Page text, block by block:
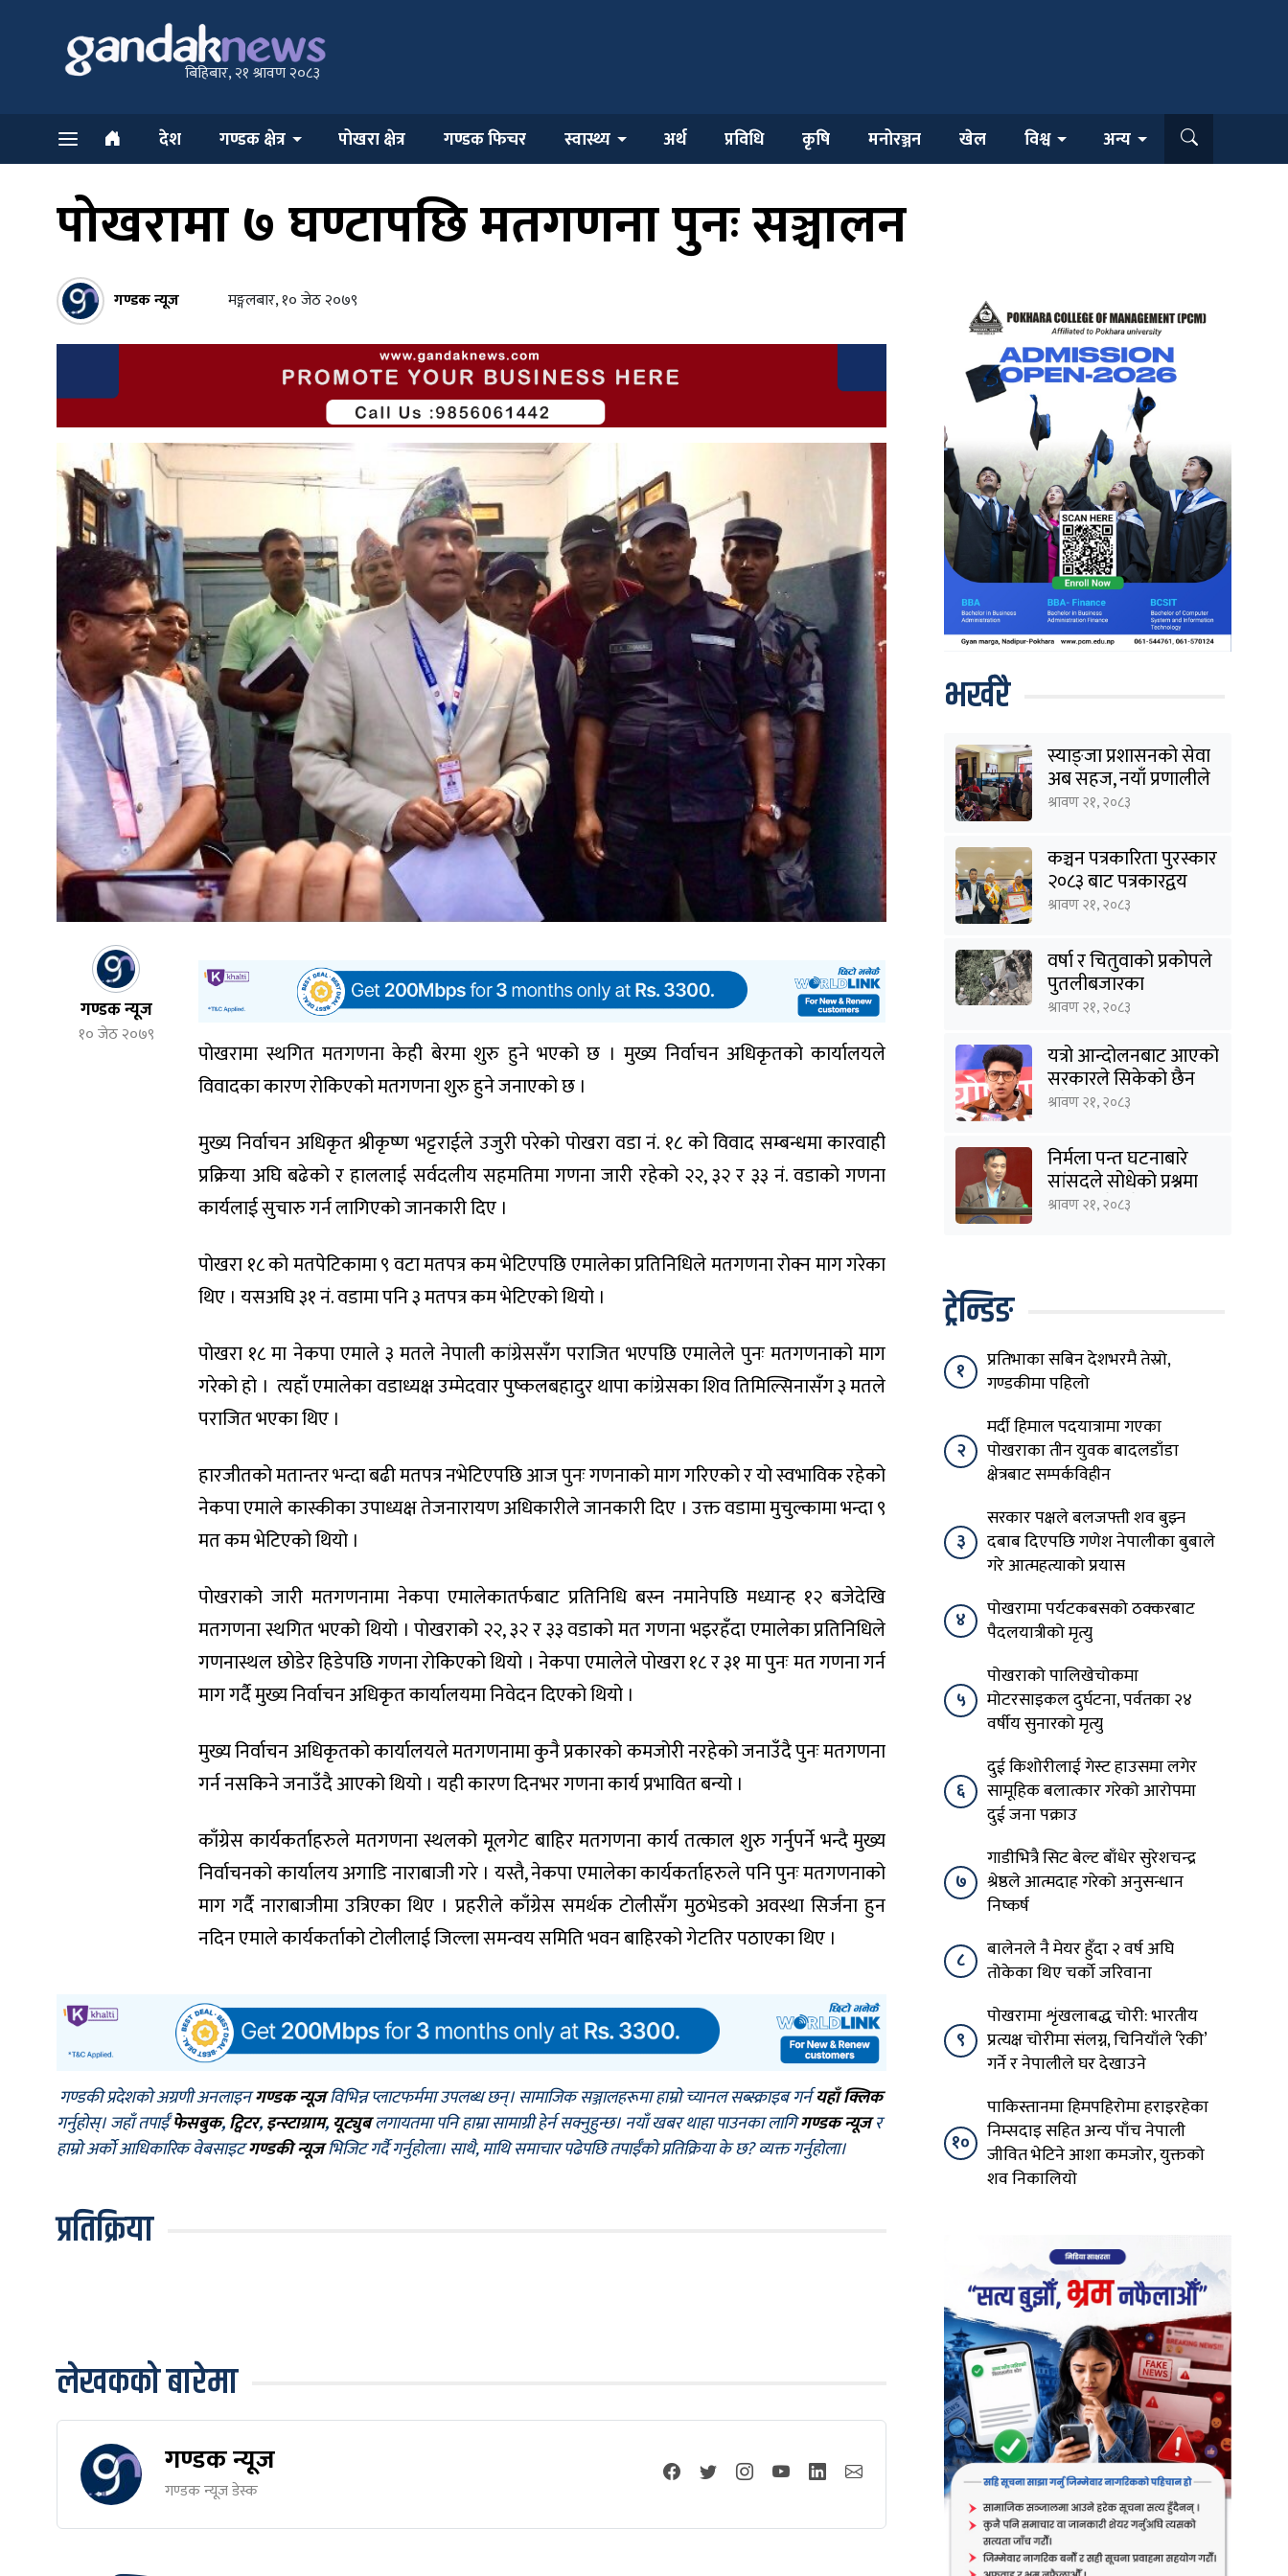
बिहिबार, २१ श्रावण २०८३
देश गण्डक क्षेत्र पोखरा क्षेत्र गण्डक फिचर स्वास्थ्य अर्थ प्रविधि कृषि मनोरञ्जन खेल विश्व अन्य
पोखरामा ७ घण्टापछि मतगणना पुनः सञ्चालन
गण्डक न्यूज मङ्गलबार, १० जेठ २०७९
गण्डक न्यूज
१० जेठ २०७९
पोखरामा स्थगित मतगणना केही बेरमा शुरु हुने भएको छ । मुख्य निर्वाचन अधिकृतको कार्यालयले
विवादका कारण रोकिएको मतगणना शुरु हुने जनाएको छ ।
मुख्य निर्वाचन अधिकृत श्रीकृष्ण भट्टराईले उजुरी परेको पोखरा वडा नं. १८ को विवाद सम्बन्धमा कारवाही
प्रक्रिया अघि बढेको र हाललाई सर्वदलीय सहमतिमा गणना जारी रहेको २२, ३२ र ३३ नं. वडाको गणना
कार्यलाई सुचारु गर्न लागिएको जानकारी दिए ।
पोखरा १८ को मतपेटिकामा ९ वटा मतपत्र कम भेटिएपछि एमालेका प्रतिनिधिले मतगणना रोक्न माग गरेका
थिए । यसअघि ३१ नं. वडामा पनि ३ मतपत्र कम भेटिएको थियो ।
पोखरा १८ मा नेकपा एमाले ३ मतले नेपाली कांग्रेससँग पराजित भएपछि एमालेले पुनः मतगणनाको माग
गरेको हो । त्यहाँ एमालेका वडाध्यक्ष उम्मेदवार पुष्कलबहादुर थापा कांग्रेसका शिव तिमिल्सिनासँग ३ मतले
पराजित भएका थिए ।
हारजीतको मतान्तर भन्दा बढी मतपत्र नभेटिएपछि आज पुनः गणनाको माग गरिएको र यो स्वभाविक रहेको
नेकपा एमाले कास्कीका उपाध्यक्ष तेजनारायण अधिकारीले जानकारी दिए । उक्त वडामा मुचुल्कामा भन्दा ९
मत कम भेटिएको थियो ।
पोखराको जारी मतगणनामा नेकपा एमालेकातर्फबाट प्रतिनिधि बस्न नमानेपछि मध्यान्ह १२ बजेदेखि
मतगणना स्थगित भएको थियो । पोखराको २२, ३२ र ३३ वडाको मत गणना भइरहँदा एमालेका प्रतिनिधिले
गणनास्थल छोडेर हिडेपछि गणना रोकिएको थियो । नेकपा एमालेले पोखरा १८ र ३१ मा पुनः मत गणना गर्न
माग गर्दै मुख्य निर्वाचन अधिकृत कार्यालयमा निवेदन दिएको थियो ।
मुख्य निर्वाचन अधिकृतको कार्यालयले मतगणनामा कुनै प्रकारको कमजोरी नरहेको जनाउँदै पुनः मतगणना
गर्न नसकिने जनाउँदै आएको थियो । यही कारण दिनभर गणना कार्य प्रभावित बन्यो ।
काँग्रेस कार्यकर्ताहरुले मतगणना स्थलको मूलगेट बाहिर मतगणना कार्य तत्काल शुरु गर्नुपर्ने भन्दै मुख्य
निर्वाचनको कार्यालय अगाडि नाराबाजी गरे । यस्तै, नेकपा एमालेका कार्यकर्ताहरुले पनि पुनः मतगणनाको
माग गर्दै नाराबाजीमा उत्रिएका थिए । प्रहरीले काँग्रेस समर्थक टोलीसँग मुठभेडको अवस्था सिर्जना हुन
नदिन एमाले कार्यकर्ताको टोलीलाई जिल्ला समन्वय समिति भवन बाहिरको गेटतिर पठाएका थिए ।
गण्डकी प्रदेशको अग्रणी अनलाइनगण्डक न्यूजविभिन्न प्लाटफर्ममा उपलब्ध छन्। सामाजिक सञ्जालहरूमा हाम्रो च्यानल सब्स्क्राइब गर्नयहाँ क्लिक
गर्नुहोस्। जहाँ तपाईँफेसबुक,ट्विटर,इन्स्टाग्राम, यूट्युबलगायतमा पनि हाम्रा सामाग्री हेर्न सक्नुहुन्छ। नयाँ खबर थाहा पाउनका लागिगण्डक न्यूजर
हाम्रो अर्को आधिकारिक वेबसाइटगण्डकी न्यूजभिजिट गर्दै गर्नुहोला। साथै, माथि समाचार पढेपछि तपाईँको प्रतिक्रिया के छ? व्यक्त गर्नुहोला।
प्रतिक्रिया
लेखकको बारेमा
गण्डक न्यूज
गण्डक न्यूज डेस्क
भर्खरै
स्याङ्जा प्रशासनको सेवा
अब सहज, नयाँ प्रणालीले
घटायो लाइन र झन्झट
श्रावण २१, २०८३
कञ्चन पत्रकारिता पुरस्कार
२०८३ बाट पत्रकारद्वय
सारु र जिटी सम्मानित
श्रावण २१, २०८३
वर्षा र चितुवाको प्रकोपले
पुतलीबजारका
किसानलाई दोहोरो मार
श्रावण २१, २०८३
यत्रो आन्दोलनबाट आएको
सरकारले सिकेको छैन
भने सिकून्, क्षमता भएन
भएन ?: मिराज ढुंगाना
श्रावण २१, २०८३
निर्मला पन्त घटनाबारे
सांसदले सोधेको प्रश्नमा
गृहमन्त्रीले भने- हजुरहरू
श्रावण २१, २०८३
ट्रेन्डिङ
१
प्रतिभाका सबिन देशभरमै तेस्रो,
गण्डकीमा पहिलो
२
मर्दी हिमाल पदयात्रामा गएका
पोखराका तीन युवक बादलडाँडा
क्षेत्रबाट सम्पर्कविहीन
३
सरकार पक्षले बलजफ्ती शव बुझ्न
दबाब दिएपछि गणेश नेपालीका बुबाले
गरे आत्महत्याको प्रयास
४
पोखरामा पर्यटकबसको ठक्करबाट
पैदलयात्रीको मृत्यु
५
पोखराको पालिखेचोकमा
मोटरसाइकल दुर्घटना, पर्वतका २४
वर्षीय सुनारको मृत्यु
६
दुई किशोरीलाई गेस्ट हाउसमा लगेर
सामूहिक बलात्कार गरेको आरोपमा
दुई जना पक्राउ
७
गाडीभित्रै सिट बेल्ट बाँधेर सुरेशचन्द्र
श्रेष्ठले आत्मदाह गरेको अनुसन्धान
निष्कर्ष
८
बालेनले नै मेयर हुँदा २ वर्ष अघि
तोकेका थिए चर्को जरिवाना
९
पोखरामा शृंखलाबद्ध चोरी: भारतीय
प्रत्यक्ष चोरीमा संलग्न, चिनियाँले ‘रेकी’
गर्ने र नेपालीले घर देखाउने
१०
पाकिस्तानमा हिमपहिरोमा हराइरहेका
निम्सदाइ सहित अन्य पाँच नेपाली
जीवित भेटिने आशा कमजोर, युक्तको
शव निकालियो